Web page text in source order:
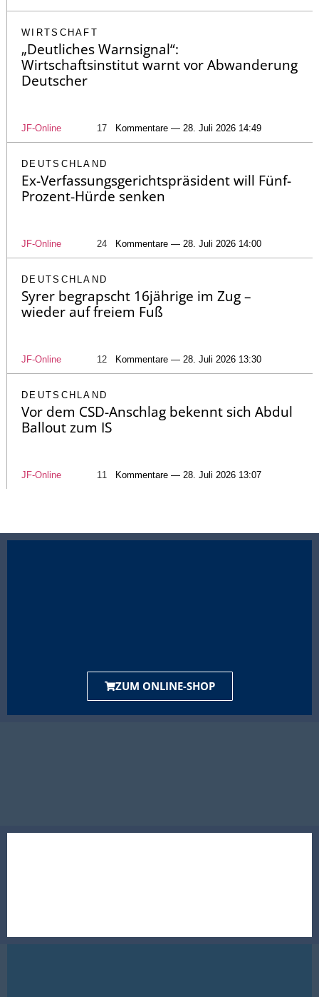
WIRTSCHAFT
„Deutliches Warnsignal“:
Wirtschaftsinstitut warnt vor Abwanderung
Deutscher
JF-Online 17 Kommentare — 28. Juli 2026 14:49
DEUTSCHLAND
Ex-Verfassungsgerichtspräsident will Fünf-
Prozent-Hürde senken
JF-Online 24 Kommentare — 28. Juli 2026 14:00
DEUTSCHLAND
Syrer begrapscht 16jährige im Zug –
wieder auf freiem Fuß
JF-Online 12 Kommentare — 28. Juli 2026 13:30
DEUTSCHLAND
Vor dem CSD-Anschlag bekennt sich Abdul
Ballout zum IS
JF-Online 11 Kommentare — 28. Juli 2026 13:07
ZUM ONLINE-SHOP